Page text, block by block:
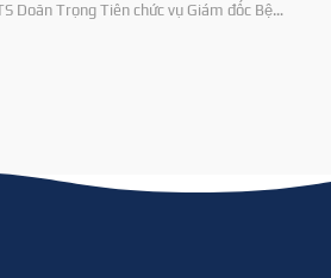
Doãn Trọng Tiên chức vụ Giám đốc Bệnh